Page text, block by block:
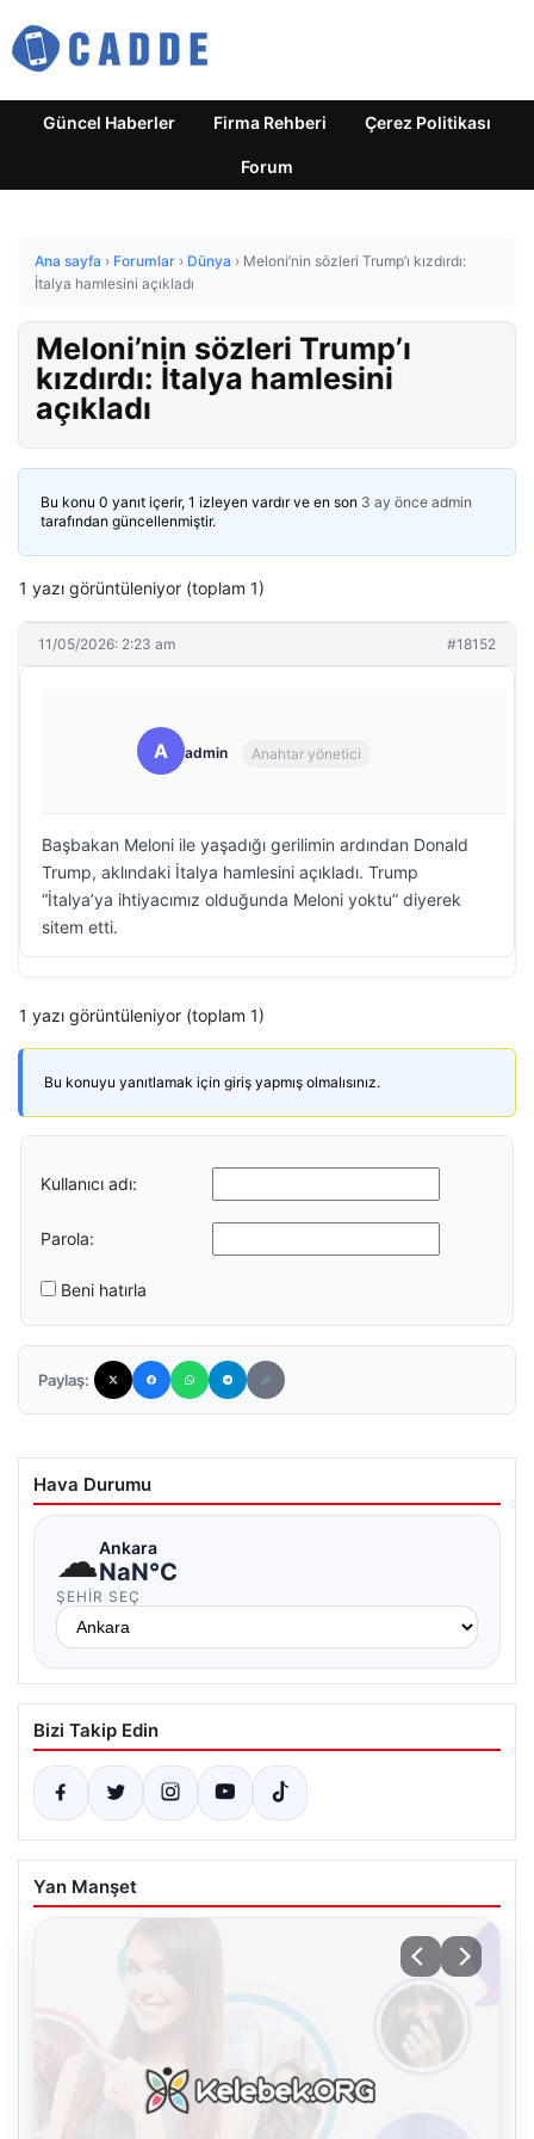
Güncel Haberler Firma Rehberi Çerez Politikası
Forum
Ana sayfa › Forumlar › Dünya › Meloni’nin sözleri Trump’ı kızdırdı:
İtalya hamlesini açıkladı
Meloni’nin sözleri Trump’ı
kızdırdı: İtalya hamlesini
açıkladı
Bu konu 0 yanıt içerir, 1 izleyen vardır ve en son 3 ay önce admin
tarafından güncellenmiştir.
1 yazı görüntüleniyor (toplam 1)
11/05/2026: 2:23 am #18152
A admin Anahtar yönetici
Başbakan Meloni ile yaşadığı gerilimin ardından Donald
Trump, aklındaki İtalya hamlesini açıkladı. Trump
“İtalya’ya ihtiyacımız olduğunda Meloni yoktu” diyerek
sitem etti.
1 yazı görüntüleniyor (toplam 1)
Bu konuyu yanıtlamak için giriş yapmış olmalısınız.
Kullanıcı adı:
Parola:
Beni hatırla
Paylaş:
Hava Durumu
☁Ankara
NaN°C
ŞEHIR SEÇ
Bizi Takip Edin
Yan Manşet